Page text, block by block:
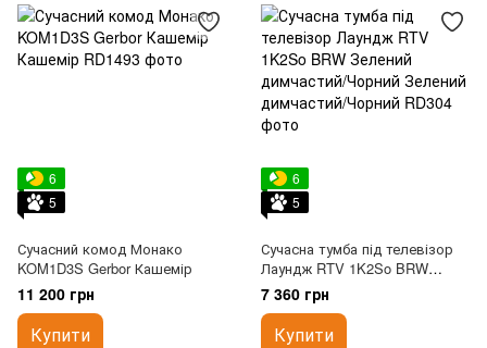
6
5
Сучасний комод Монако
KOM1D3S Gerbor Кашемір
11 200 грн
Купити
6
5
Сучасна тумба під телевізор
Лаундж RTV 1K2So BRW
Зелений димчастий/Чорний
7 360 грн
Купити